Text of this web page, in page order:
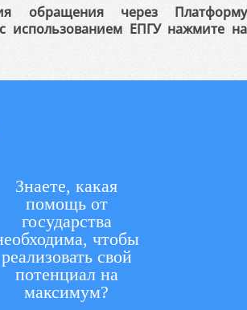
обращения через Платформу
использованием ЕПГУ нажмите на
Знаете, какая
помощь от
государства
чтобы
реализовать свой
потенциал на
максимум?